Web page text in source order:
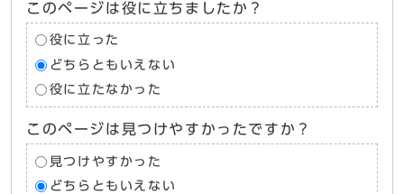
このページは役に立ちましたか？
役に立った
どちらともいえない
役に立たなかった
このページは見つけやすかったですか？
見つけやすかった
どちらともいえない